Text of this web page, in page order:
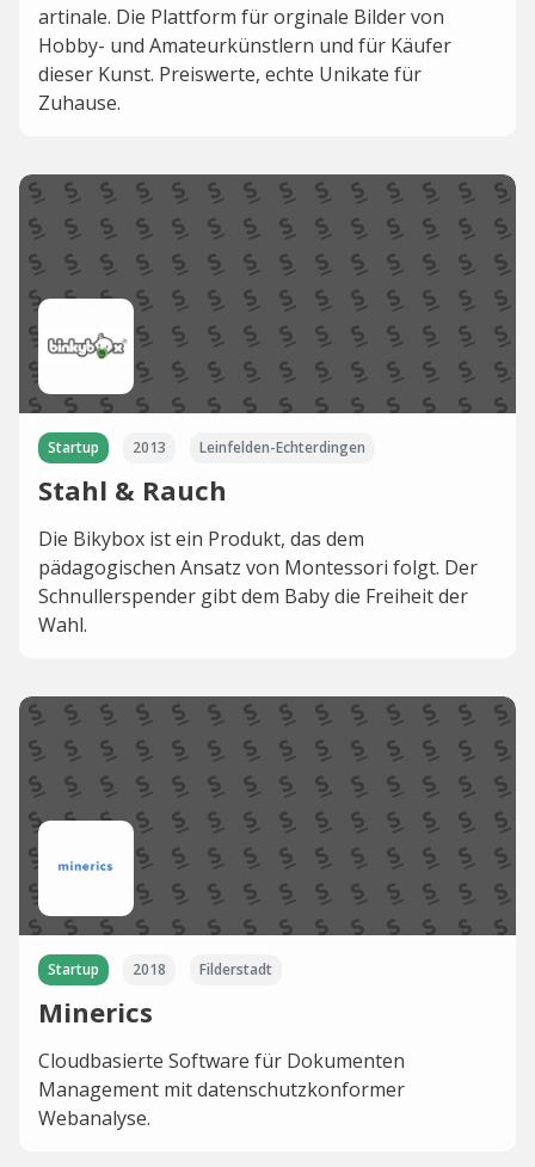
artinale. Die Plattform für orginale Bilder von
Hobby- und Amateurkünstlern und für Käufer
dieser Kunst. Preiswerte, echte Unikate für
Zuhause.
Startup 2013 Leinfelden-Echterdingen
Stahl & Rauch
Die Bikybox ist ein Produkt, das dem
pädagogischen Ansatz von Montessori folgt. Der
Schnullerspender gibt dem Baby die Freiheit der
Wahl.
Startup 2018 Filderstadt
Minerics
Cloudbasierte Software für Dokumenten
Management mit datenschutzkonformer
Webanalyse.